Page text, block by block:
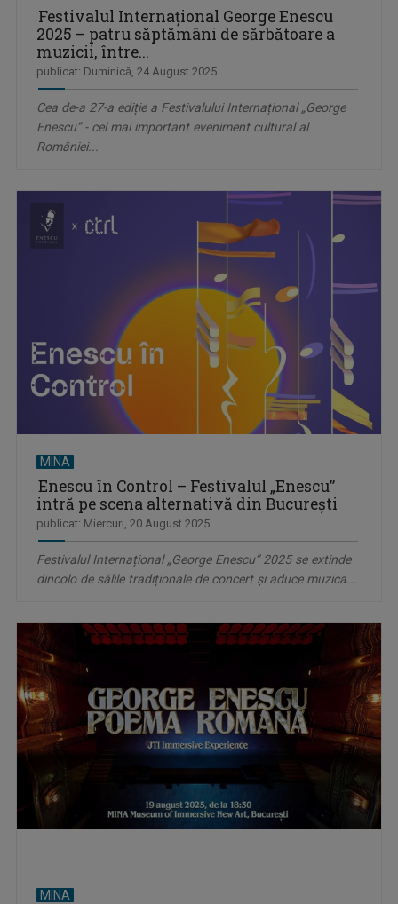
Festivalul Internațional George Enescu
2025 – patru săptămâni de sărbătoare a
muzicii, între...
publicat: Duminică, 24 August 2025
Cea de-a 27-a ediție a Festivalului Internațional „George
Enescu” - cel mai important eveniment cultural al
României...
MINA
Enescu în Control – Festivalul „Enescu”
intră pe scena alternativă din București
publicat: Miercuri, 20 August 2025
Festivalul Internațional „George Enescu” 2025 se extinde
dincolo de sălile tradiționale de concert și aduce muzica...
MINA